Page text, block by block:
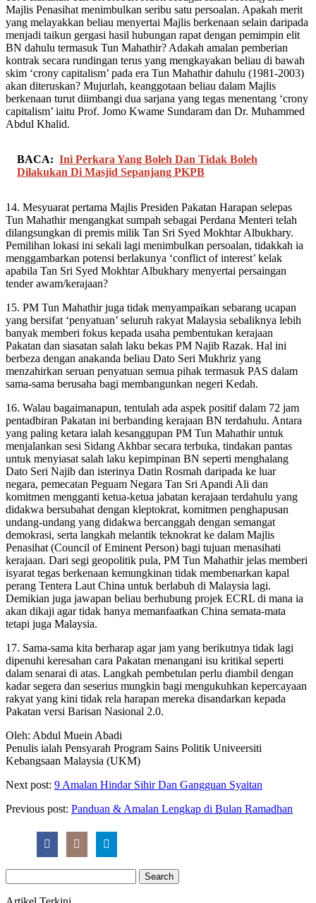
Majlis Penasihat menimbulkan seribu satu persoalan. Apakah merit
yang melayakkan beliau menyertai Majlis berkenaan selain daripada
menjadi taikun gergasi hasil hubungan rapat dengan pemimpin elit
BN dahulu termasuk Tun Mahathir? Adakah amalan pemberian
kontrak secara rundingan terus yang mengkayakan beliau di bawah
skim ‘crony capitalism’ pada era Tun Mahathir dahulu (1981-2003)
akan diteruskan? Mujurlah, keanggotaan beliau dalam Majlis
berkenaan turut diimbangi dua sarjana yang tegas menentang ‘crony
capitalism’ iaitu Prof. Jomo Kwame Sundaram dan Dr. Muhammed
Abdul Khalid.
BACA: Ini Perkara Yang Boleh Dan Tidak Boleh
Dilakukan Di Masjid Sepanjang PKPB
14. Mesyuarat pertama Majlis Presiden Pakatan Harapan selepas
Tun Mahathir mengangkat sumpah sebagai Perdana Menteri telah
dilangsungkan di premis milik Tan Sri Syed Mokhtar Albukhary.
Pemilihan lokasi ini sekali lagi menimbulkan persoalan, tidakkah ia
menggambarkan potensi berlakunya ‘conflict of interest’ kelak
apabila Tan Sri Syed Mokhtar Albukhary menyertai persaingan
tender awam/kerajaan?
15. PM Tun Mahathir juga tidak menyampaikan sebarang ucapan
yang bersifat ‘penyatuan’ seluruh rakyat Malaysia sebaliknya lebih
banyak memberi fokus kepada usaha pembentukan kerajaan
Pakatan dan siasatan salah laku bekas PM Najib Razak. Hal ini
berbeza dengan anakanda beliau Dato Seri Mukhriz yang
menzahirkan seruan penyatuan semua pihak termasuk PAS dalam
sama-sama berusaha bagi membangunkan negeri Kedah.
16. Walau bagaimanapun, tentulah ada aspek positif dalam 72 jam
pentadbiran Pakatan ini berbanding kerajaan BN terdahulu. Antara
yang paling ketara ialah kesanggupan PM Tun Mahathir untuk
menjalankan sesi Sidang Akhbar secara terbuka, tindakan pantas
untuk menyiasat salah laku kepimpinan BN seperti menghalang
Dato Seri Najib dan isterinya Datin Rosmah daripada ke luar
negara, pemecatan Peguam Negara Tan Sri Apandi Ali dan
komitmen mengganti ketua-ketua jabatan kerajaan terdahulu yang
didakwa bersubahat dengan kleptokrat, komitmen penghapusan
undang-undang yang didakwa bercanggah dengan semangat
demokrasi, serta langkah melantik teknokrat ke dalam Majlis
Penasihat (Council of Eminent Person) bagi tujuan menasihati
kerajaan. Dari segi geopolitik pula, PM Tun Mahathir jelas memberi
isyarat tegas berkenaan kemungkinan tidak membenarkan kapal
perang Tentera Laut China untuk berlabuh di Malaysia lagi.
Demikian juga jawapan beliau berhubung projek ECRL di mana ia
akan dikaji agar tidak hanya memanfaatkan China semata-mata
tetapi juga Malaysia.
17. Sama-sama kita berharap agar jam yang berikutnya tidak lagi
dipenuhi keresahan cara Pakatan menangani isu kritikal seperti
dalam senarai di atas. Langkah pembetulan perlu diambil dengan
kadar segera dan seserius mungkin bagi mengukuhkan kepercayaan
rakyat yang kini tidak rela harapan mereka disandarkan kepada
Pakatan versi Barisan Nasional 2.0.
Oleh: Abdul Muein Abadi
Penulis ialah Pensyarah Program Sains Politik Univeersiti
Kebangsaan Malaysia (UKM)
Next post: 9 Amalan Hindar Sihir Dan Gangguan Syaitan
Previous post: Panduan & Amalan Lengkap di Bulan Ramadhan
for: